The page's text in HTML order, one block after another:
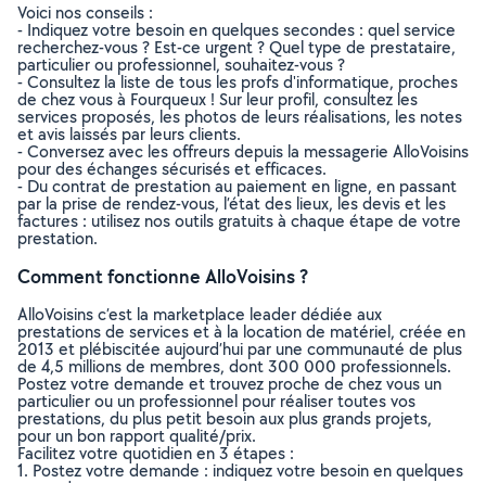
Voici nos conseils :
- Indiquez votre besoin en quelques secondes : quel service
recherchez-vous ? Est-ce urgent ? Quel type de prestataire,
particulier ou professionnel, souhaitez-vous ?
- Consultez la liste de tous les profs d'informatique, proches
de chez vous à Fourqueux ! Sur leur profil, consultez les
services proposés, les photos de leurs réalisations, les notes
et avis laissés par leurs clients.
- Conversez avec les offreurs depuis la messagerie AlloVoisins
pour des échanges sécurisés et efficaces.
- Du contrat de prestation au paiement en ligne, en passant
par la prise de rendez-vous, l’état des lieux, les devis et les
factures : utilisez nos outils gratuits à chaque étape de votre
prestation.
Comment fonctionne AlloVoisins ?
AlloVoisins c’est la marketplace leader dédiée aux
prestations de services et à la location de matériel, créée en
2013 et plébiscitée aujourd’hui par une communauté de plus
de 4,5 millions de membres, dont 300 000 professionnels.
Postez votre demande et trouvez proche de chez vous un
particulier ou un professionnel pour réaliser toutes vos
prestations, du plus petit besoin aux plus grands projets,
pour un bon rapport qualité/prix.
Facilitez votre quotidien en 3 étapes :
1. Postez votre demande : indiquez votre besoin en quelques